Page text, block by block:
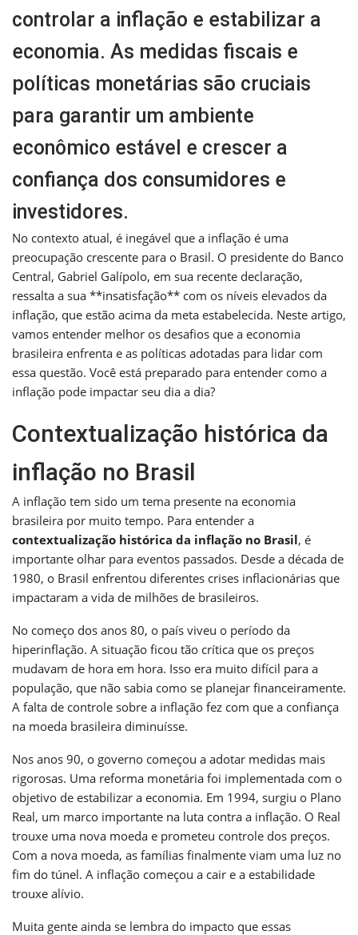
controlar a inflação e estabilizar a
economia. As medidas fiscais e
políticas monetárias são cruciais
para garantir um ambiente
econômico estável e crescer a
confiança dos consumidores e
investidores.
No contexto atual, é inegável que a inflação é uma
preocupação crescente para o Brasil. O presidente do Banco
Central, Gabriel Galípolo, em sua recente declaração,
ressalta a sua **insatisfação** com os níveis elevados da
inflação, que estão acima da meta estabelecida. Neste artigo,
vamos entender melhor os desafios que a economia
brasileira enfrenta e as políticas adotadas para lidar com
essa questão. Você está preparado para entender como a
inflação pode impactar seu dia a dia?
Contextualização histórica da
inflação no Brasil
A inflação tem sido um tema presente na economia
brasileira por muito tempo. Para entender a
contextualização histórica da inflação no Brasil, é
importante olhar para eventos passados. Desde a década de
1980, o Brasil enfrentou diferentes crises inflacionárias que
impactaram a vida de milhões de brasileiros.
No começo dos anos 80, o país viveu o período da
hiperinflação. A situação ficou tão crítica que os preços
mudavam de hora em hora. Isso era muito difícil para a
população, que não sabia como se planejar financeiramente.
A falta de controle sobre a inflação fez com que a confiança
na moeda brasileira diminuísse.
Nos anos 90, o governo começou a adotar medidas mais
rigorosas. Uma reforma monetária foi implementada com o
objetivo de estabilizar a economia. Em 1994, surgiu o Plano
Real, um marco importante na luta contra a inflação. O Real
trouxe uma nova moeda e prometeu controle dos preços.
Com a nova moeda, as famílias finalmente viam uma luz no
fim do túnel. A inflação começou a cair e a estabilidade
trouxe alívio.
Muita gente ainda se lembra do impacto que essas